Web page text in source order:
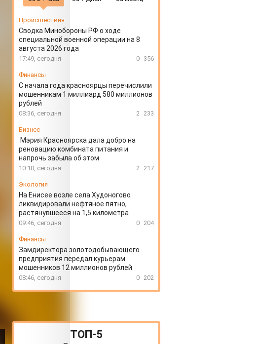
Происшествия
Сводка Минобороны РФ о ходе
специальной военной операции на 8
августа 2026 года
17:49, сегодня 0 356
Финансы
С начала года красноярцы перечислили
мошенникам 1 миллиард 580 миллионов
рублей
08:36, сегодня 2 233
Бизнес
Мэрия Красноярска дала добро на
реновацию комбината питания и
напрочь забыла об этом
10:10, сегодня 2 217
Экология
На Енисее возле села Худоногово
ликвидировали нефтяное пятно,
растянувшееся на 1,5 километра
09:46, сегодня 0 204
Финансы
Замдиректора золотодобывающего
предприятия передал курьерам
мошенников 12 миллионов рублей
08:46, сегодня 0 202
ТОП-5